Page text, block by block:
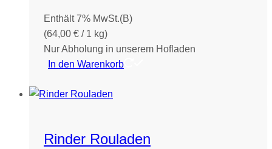
Enthält 7% MwSt.(B)
(64,00 € / 1 kg)
Nur Abholung in unserem Hofladen
In den Warenkorb
Rinder Rouladen